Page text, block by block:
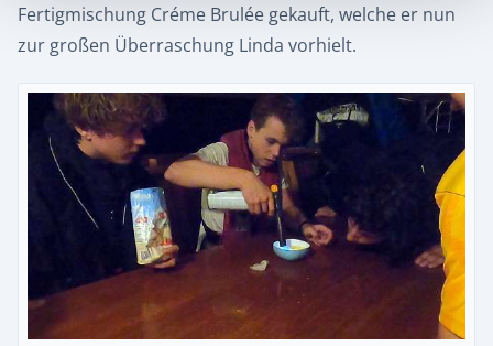
Fertigmischung Créme Brulée gekauft, welche er nun
zur großen Überraschung Linda vorhielt.